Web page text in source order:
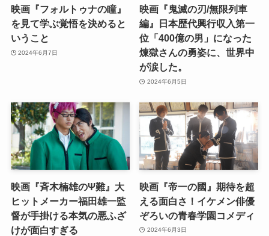
映画『フォルトゥナの瞳』
を見て学ぶ覚悟を決めると
いうこと
2024年6月7日
映画『鬼滅の刃/無限列車
編』日本歴代興行収入第一
位「400億の男」になった
煉獄さんの勇姿に、世界中
が涙した。
2024年6月5日
映画『斉木楠雄のΨ難』大
ヒットメーカー福田雄一監
督が手掛ける本気の悪ふざ
けが面白すぎる
映画『帝一の國』期待を超
える面白さ！イケメン俳優
ぞろいの青春学園コメディ
2024年6月3日